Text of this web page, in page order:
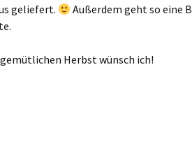
geliefert.
Außerdem geht so eine
Herbst wünsch ich!